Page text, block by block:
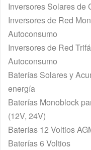
Inversores Solares de
Inversores de Red
Autoconsumo
Inversores de Red
Autoconsumo
Baterías Solares y
energía
Baterías Monoblock
(12V, 24V)
Baterías 12 Voltios
Baterías 6 Voltios